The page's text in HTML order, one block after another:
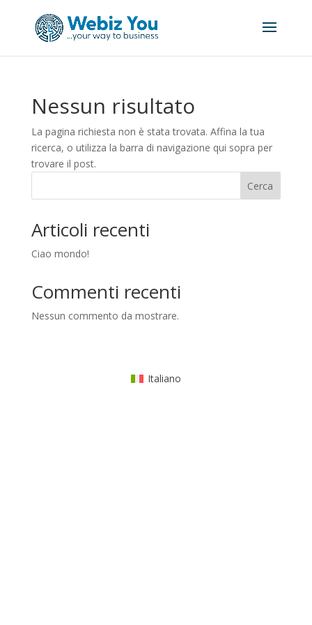
Nessun risultato
La pagina richiesta non è stata trovata. Affina la tua
ricerca, o utilizza la barra di navigazione qui sopra per
trovare il post.
Cerca
Articoli recenti
Ciao mondo!
Commenti recenti
Nessun commento da mostrare.
Italiano